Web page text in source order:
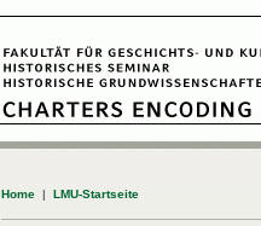
Home| LMU-Startseite